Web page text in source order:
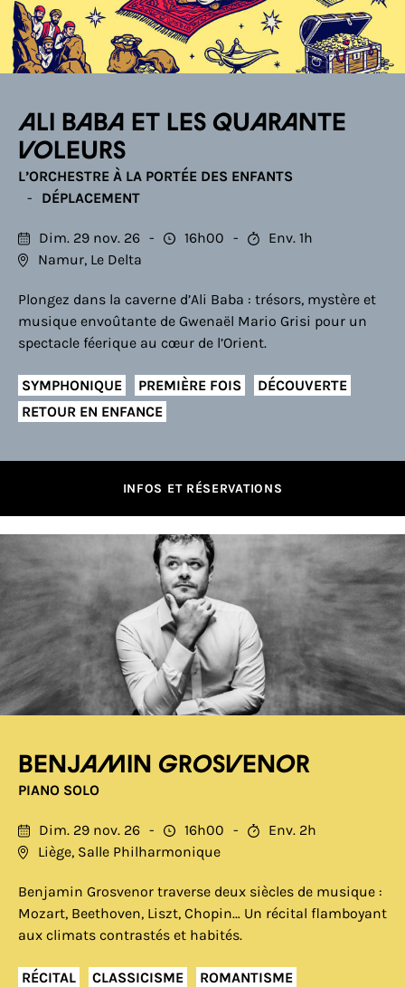
Ali Baba et les quarante
voleurs
L’ORCHESTRE À LA PORTÉE DES ENFANTS
DÉPLACEMENT
Dim. 29 nov. 26 16h00
Env. 1h
Namur, Le Delta
Plongez dans la caverne d’Ali Baba : trésors, mystère et
musique envoûtante de Gwenaël Mario Grisi pour un
spectacle féerique au cœur de l’Orient.
SYMPHONIQUE PREMIÈRE FOIS
DÉCOUVERTE
RETOUR EN ENFANCE
INFOS ET RÉSERVATIONS
Benjamin Grosvenor
PIANO SOLO
Dim. 29 nov. 26 16h00
Env. 2h
Liège, Salle Philharmonique
Benjamin Grosvenor traverse deux siècles de musique :
Mozart, Beethoven, Liszt, Chopin… Un récital flamboyant
aux climats contrastés et habités.
RÉCITAL CLASSICISME
ROMANTISME